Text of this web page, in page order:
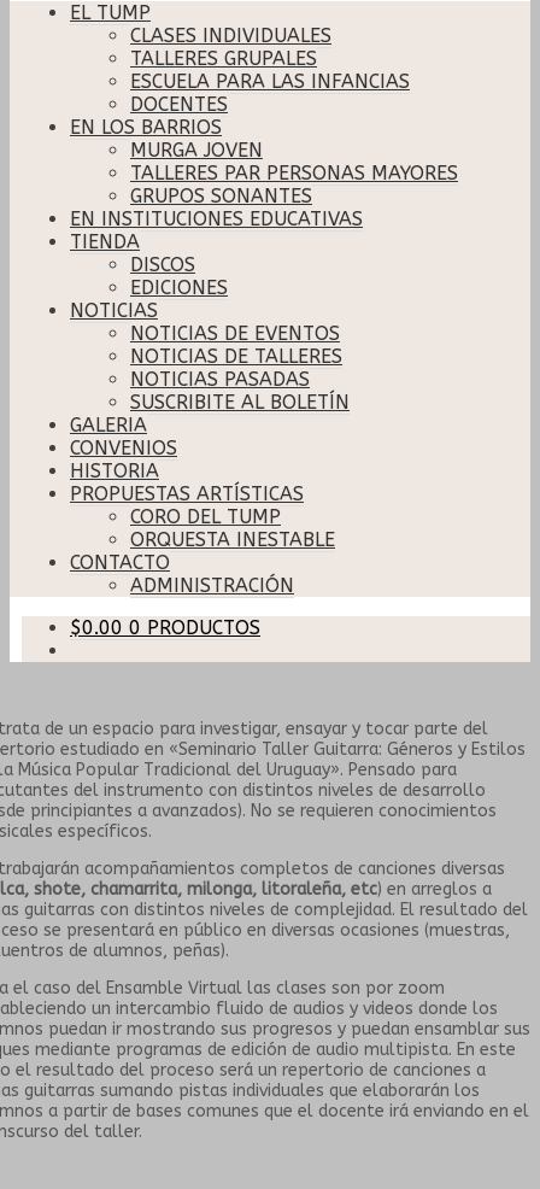
EL TUMP
CLASES INDIVIDUALES
TALLERES GRUPALES
ESCUELA PARA LAS INFANCIAS
DOCENTES
EN LOS BARRIOS
MURGA JOVEN
TALLERES PAR PERSONAS MAYORES
GRUPOS SONANTES
EN INSTITUCIONES EDUCATIVAS
TIENDA
DISCOS
EDICIONES
NOTICIAS
NOTICIAS DE EVENTOS
NOTICIAS DE TALLERES
NOTICIAS PASADAS
SUSCRIBITE AL BOLETÍN
GALERIA
CONVENIOS
HISTORIA
PROPUESTAS ARTÍSTICAS
CORO DEL TUMP
ORQUESTA INESTABLE
CONTACTO
ADMINISTRACIÓN
$0.00 0 PRODUCTOS
de un espacio para investigar, ensayar y tocar parte del
estudiado en «Seminario Taller Guitarra: Géneros y Estilos
Música Popular Tradicional del Uruguay». Pensado para
del instrumento con distintos niveles de desarrollo
principiantes a avanzados). No se requieren conocimientos
específicos.
acompañamientos completos de canciones diversas
shote, chamarrita, milonga, litoraleña, etc) en arreglos a
guitarras con distintos niveles de complejidad. El resultado del
se presentará en público en diversas ocasiones (muestras,
de alumnos, peñas).
el caso del Ensamble Virtual las clases son por zoom
un intercambio fluido de audios y videos donde los
puedan ir mostrando sus progresos y puedan ensamblar sus
mediante programas de edición de audio multipista. En este
el resultado del proceso será un repertorio de canciones a
guitarras sumando pistas individuales que elaborarán los
a partir de bases comunes que el docente irá enviando en el
del taller.